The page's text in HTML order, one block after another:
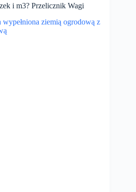
i m3? Przelicznik Wagi